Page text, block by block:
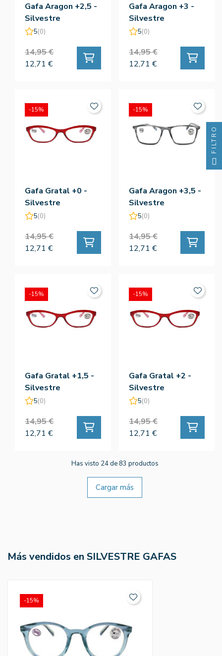
Gafa Aragon +2,5 -
Silvestre
5(0)
14,95 €
12,71 €
Gafa Aragon +3 -
Silvestre
5(0)
14,95 €
12,71 €
Gafa Gratal +0 -
Silvestre
5(0)
14,95 €
12,71 €
-15%
Gafa Aragon +3,5 -
Silvestre
5(0)
14,95 €
12,71 €
-15%
Gafa Gratal +1,5 -
Silvestre
5(0)
14,95 €
12,71 €
-15%
Gafa Gratal +2 -
Silvestre
5(0)
14,95 €
12,71 €
-15%
Has visto 24 de 83 productos
Cargar más
Más vendidos en SILVESTRE GAFAS
-15%
FILTRO